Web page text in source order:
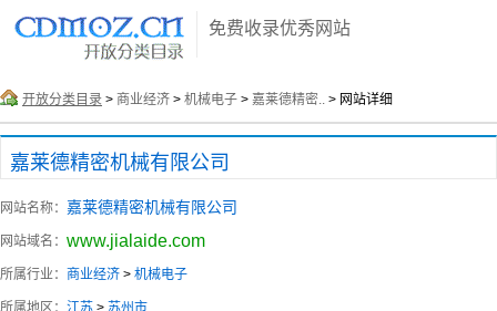
免费收录优秀网站
开放分类目录 > 商业经济 > 机械电子 > 嘉莱德精密.. > 网站详细
嘉莱德精密机械有限公司
网站名称： 嘉莱德精密机械有限公司
网站域名： www.jialaide.com
所属行业： 商业经济 > 机械电子
所属地区： 江苏 > 苏州市